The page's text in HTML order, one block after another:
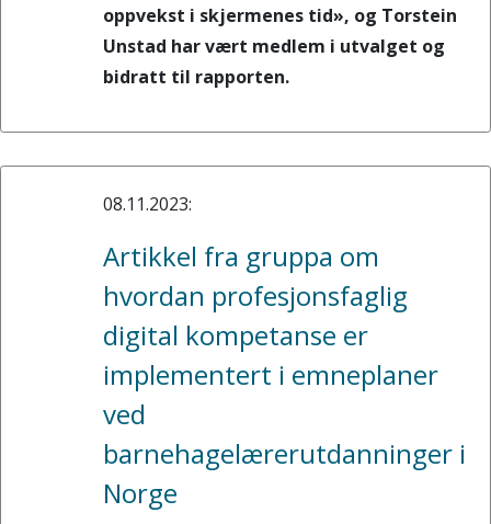
oppvekst i skjermenes tid», og Torstein
Unstad har vært medlem i utvalget og
bidratt til rapporten.
08.11.2023:
Artikkel fra gruppa om
hvordan profesjonsfaglig
digital kompetanse er
implementert i emneplaner
ved
barnehagelærerutdanninger i
Norge